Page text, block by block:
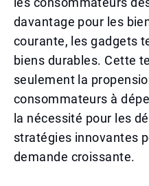
davantage pour les
courante, les gadgets
biens durables. Cette
seulement la
consommateurs à
la nécessité pour les
stratégies innovantes
demande croissante.